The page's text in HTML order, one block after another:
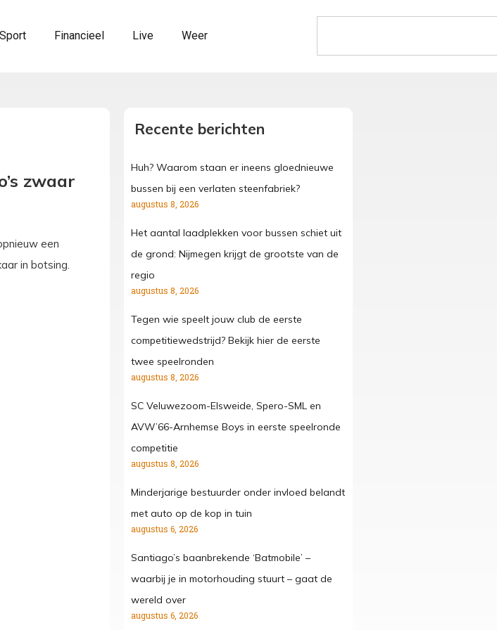
Sport Financieel Live Weer
zwaar
een
in botsing.
Recente berichten
Huh? Waarom staan er ineens gloednieuwe
bussen bij een verlaten steenfabriek?
augustus 8, 2026
Het aantal laadplekken voor bussen schiet uit
de grond: Nijmegen krijgt de grootste van de
regio
augustus 8, 2026
Tegen wie speelt jouw club de eerste
competitiewedstrijd? Bekijk hier de eerste
twee speelronden
augustus 8, 2026
SC Veluwezoom-Elsweide, Spero-SML en
AVW’66-Arnhemse Boys in eerste speelronde
competitie
augustus 8, 2026
Minderjarige bestuurder onder invloed belandt
met auto op de kop in tuin
augustus 6, 2026
Santiago’s baanbrekende ‘Batmobile’ –
waarbij je in motorhouding stuurt – gaat de
wereld over
augustus 6, 2026